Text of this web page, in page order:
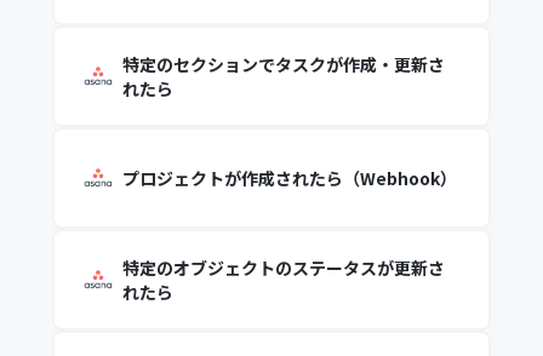
特定のセクションでタスクが作成・更新さ
れたら
プロジェクトが作成されたら（Webhook）
特定のオブジェクトのステータスが更新さ
れたら